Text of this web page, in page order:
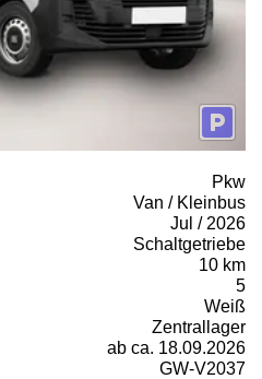
Pkw
Van / Kleinbus
Jul / 2026
Schaltgetriebe
10 km
5
Weiß
Zentrallager
ab ca. 18.09.2026
GW-V2037